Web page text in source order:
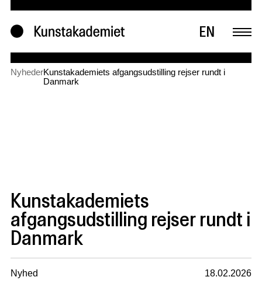
EN
NyhederKunstakademiets afgangsudstilling rejser rundt i
Danmark
Kunstakademiets
afgangsudstilling rejser rundt i
Danmark
Nyhed 18.02.2026